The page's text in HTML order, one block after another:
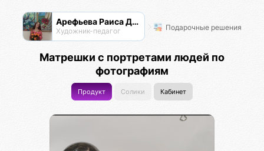
Арефьева Раиса Дмитриевна
Художник-педагог Подарочные решения
Матрешки с портретами людей по
фотографиям
Продукт Солики Кабинет